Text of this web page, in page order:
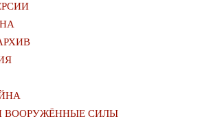
ВООРУЖЁННЫЕ СИЛЫ